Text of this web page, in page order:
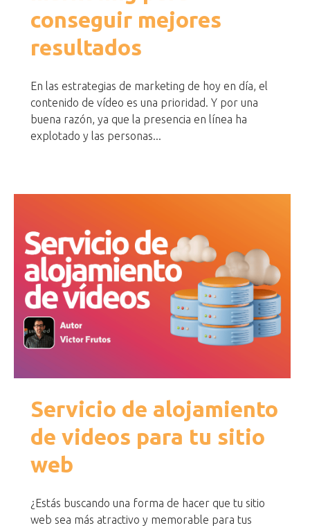
conseguir mejores
resultados
En las estrategias de marketing de hoy en día, el
contenido de vídeo es una prioridad. Y por una
buena razón, ya que la presencia en línea ha
explotado y las personas...
Servicio de alojamiento
de videos para tu sitio
web
¿Estás buscando una forma de hacer que tu sitio
web sea más atractivo y memorable para tus